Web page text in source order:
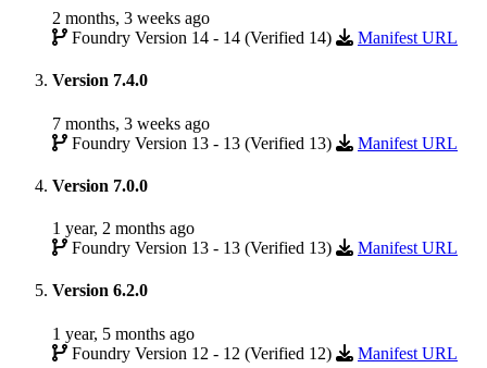
2 months, 3 weeks ago
Foundry Version 14 - 14 (Verified 14)
Manifest URL
Version 7.4.0
7 months, 3 weeks ago
Foundry Version 13 - 13 (Verified 13)
Manifest URL
Version 7.0.0
1 year, 2 months ago
Foundry Version 13 - 13 (Verified 13)
Manifest URL
Version 6.2.0
1 year, 5 months ago
Foundry Version 12 - 12 (Verified 12)
Manifest URL